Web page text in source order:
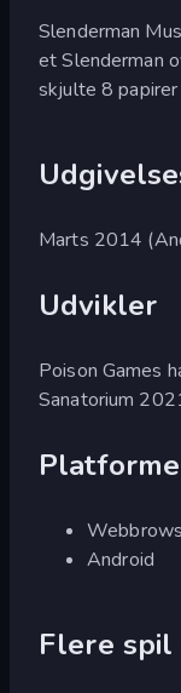
Slenderman
et Slenderman
skjulte 8
Marts 2014
Udvikler
Poison Games
Sanatorium
Platforme
Android
Flere spil